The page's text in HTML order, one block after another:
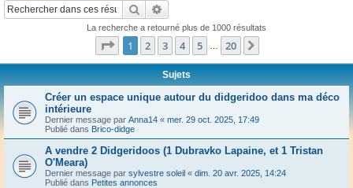
Rechercher
La recherche a retourné plus de 1000 résultats
Page 1sur20
1 2 3 4 5 20
Sujets
Créer un espace unique autour du didgeridoo dans ma déco
intérieure
Dernier message par Anna14 « mer. 29 oct. 2025, 17:49
Publié dans Brico-didge
A vendre 2 Didgeridoos (1 Dubravko Lapaine, et 1 Tristan
O'Meara)
Dernier message par sylvestre soleil « dim. 20 avr. 2025, 14:24
Publié dans Petites annonces